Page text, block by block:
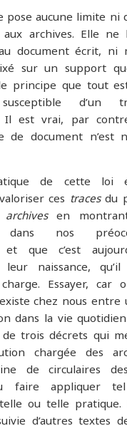
pose aucune limite ni
archives. Elle ne
document écrit, ni
sur un support
principe que tout
d’un
Il est vrai, par
de document n’est
de cette loi
ces tracesdu
archivesen montrant
dans nos
et que c’est
naissance,
Essayer, car
chez nous
dans la vie
trois décrets qui
chargée des
de circulaires
faire appliquer
ou telle pratique.
d’autres textes